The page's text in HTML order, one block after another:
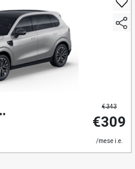
€ 343
€309
/mese i.e.
REEV